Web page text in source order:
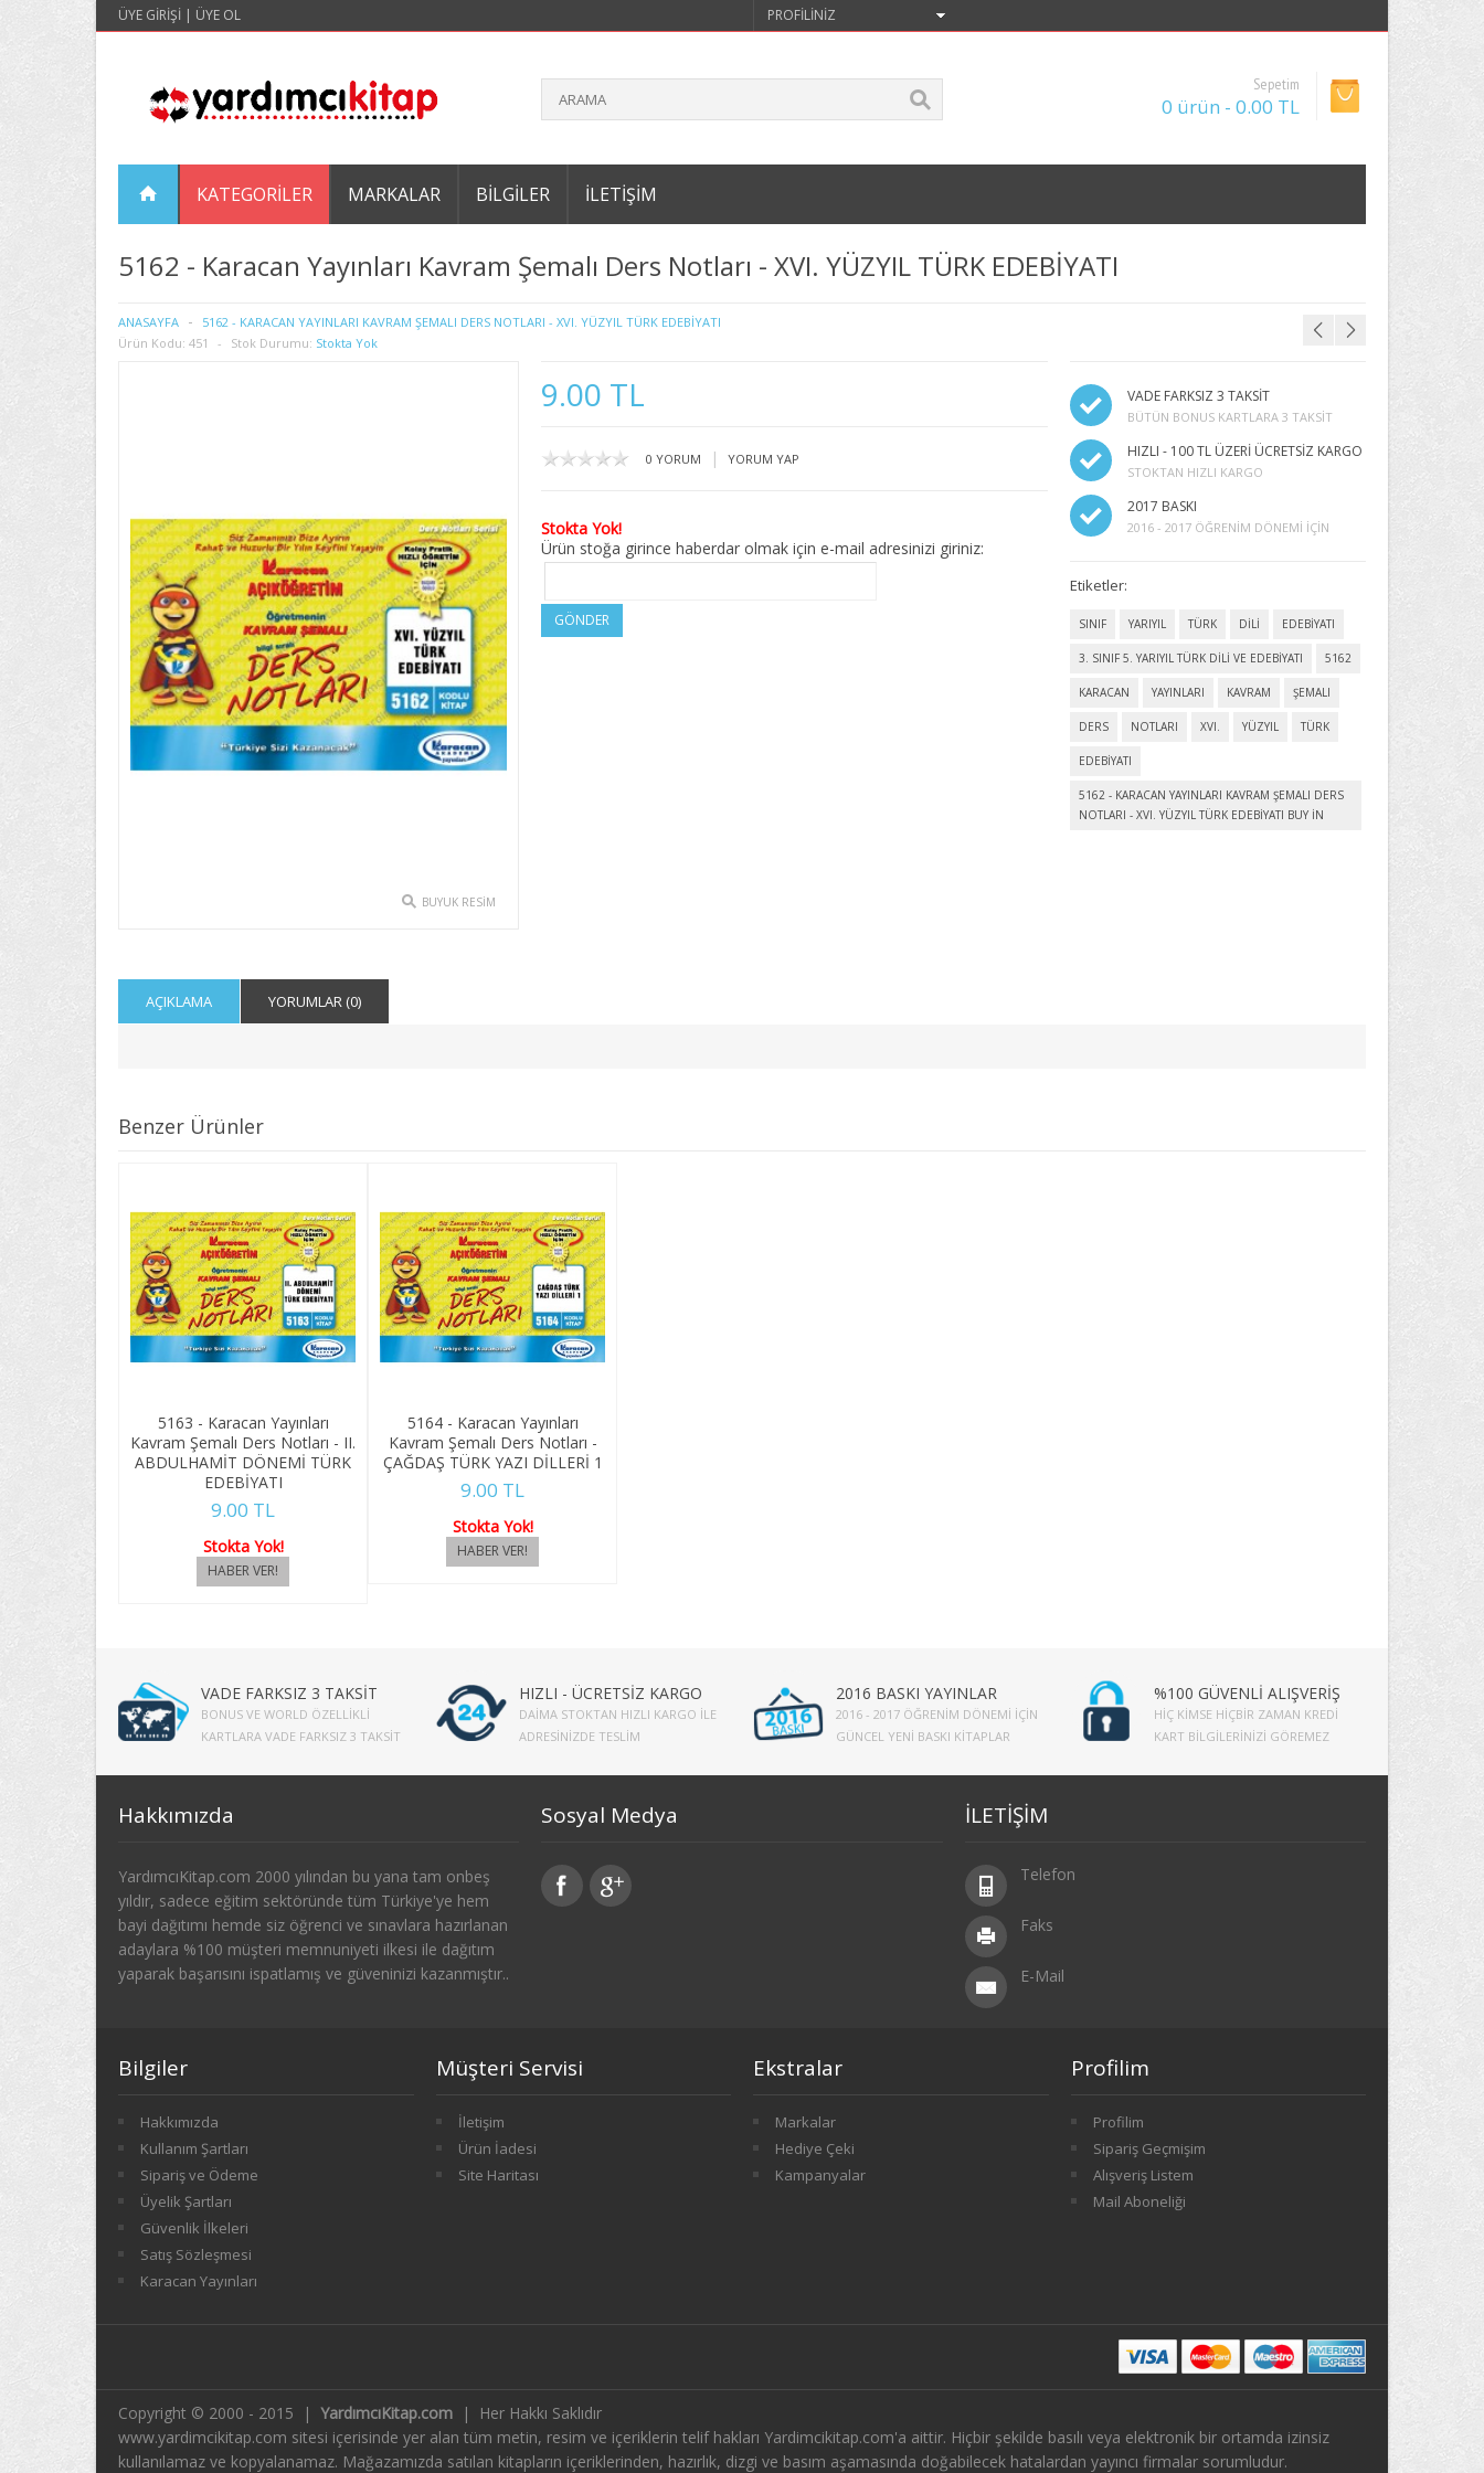
ÜYE GIRIŞI | ÜYE OL PROFILINIZ
Sepetim
0 ürün - 0.00 TL
KATEGORILER MARKALAR BILGILER İLETIŞIM
5162 - Karacan Yayınları Kavram Şemalı Ders Notları - XVI. YÜZYIL TÜRK EDEBİYATI
ANASAYFA
5162 - KARACAN YAYINLARI KAVRAM ŞEMALI DERS NOTLARI - XVI. YÜZYIL TÜRK EDEBİYATI
Ürün Kodu: 451 Stok Durumu: Stokta Yok
BUYUK RESIM
9.00 TL
0 YORUM |YORUM YAP
Stokta Yok!
Ürün stoğa girince haberdar olmak için e-mail adresinizi giriniz:
GÖNDER
VADE FARKSIZ 3 TAKSİT
BÜTÜN BONUS KARTLARA 3 TAKSIT
HIZLI - 100 TL ÜZERİ ÜCRETSİZ KARGO
STOKTAN HIZLI KARGO
2017 BASKI
2016 - 2017 ÖĞRENIM DÖNEMI İÇIN
Etiketler:
SINIF YARIYIL TÜRK DİLİ EDEBİYATI
3. SINIF 5. YARIYIL TÜRK DİLİ VE EDEBİYATI 5162
KARACAN YAYINLARI KAVRAM ŞEMALI
DERS NOTLARI XVI. YÜZYIL TÜRK
EDEBİYATI
5162 - KARACAN YAYINLARI KAVRAM ŞEMALI DERS
NOTLARI - XVI. YÜZYIL TÜRK EDEBİYATI BUY IN
AÇIKLAMA YORUMLAR (0)
Benzer Ürünler
5163 - Karacan Yayınları
Kavram Şemalı Ders Notları - II.
ABDULHAMİT DÖNEMİ TÜRK
EDEBİYATI
9.00 TL
Stokta Yok!
5164 - Karacan Yayınları
Kavram Şemalı Ders Notları -
ÇAĞDAŞ TÜRK YAZI DİLLERİ 1
9.00 TL
Stokta Yok!
VADE FARKSIZ 3 TAKSİT
BONUS VE WORLD ÖZELLIKLI
KARTLARA VADE FARKSIZ 3 TAKSIT
HIZLI - ÜCRETSİZ KARGO
DAIMA STOKTAN HIZLI KARGO İLE
ADRESINIZDE TESLIM
2016 BASKI YAYINLAR
2016 - 2017 ÖĞRENIM DÖNEMI İÇIN
GÜNCEL YENI BASKI KITAPLAR
%100 GÜVENLİ ALIŞVERİŞ
HIÇ KIMSE HIÇBIR ZAMAN KREDI
KART BILGILERINIZI GÖREMEZ
Hakkımızda
YardımcıKitap.com 2000 yılından bu yana tam onbeş
yıldır, sadece eğitim sektöründe tüm Türkiye'ye hem
bayi dağıtımı hemde siz öğrenci ve sınavlara hazırlanan
adaylara %100 müşteri memnuniyeti ilkesi ile dağıtım
yaparak başarısını ispatlamış ve güveninizi kazanmıştır..
Sosyal Medya İLETİŞİM
Telefon
Faks
E-Mail
Bilgiler
Hakkımızda
Kullanım Şartları
Sipariş ve Ödeme
Üyelik Şartları
Güvenlik İlkeleri
Satış Sözleşmesi
Karacan Yayınları
Müşteri Servisi
İletişim
Ürün İadesi
Site Haritası
Ekstralar
Markalar
Hediye Çeki
Kampanyalar
Profilim
Profilim
Sipariş Geçmişim
Alışveriş Listem
Mail Aboneliği
Copyright © 2000 - 2015 | YardımcıKitap.com
| Her Hakkı Saklıdır
www.yardimcikitap.com sitesi içerisinde yer alan tüm metin, resim ve içeriklerin telif hakları Yardimcikitap.com'a aittir. Hiçbir şekilde basılı veya elektronik bir ortamda izinsiz
kullanılamaz ve kopyalanamaz. Mağazamızda satılan kitapların içeriklerinden, hazırlık, dizgi ve basım aşamasında doğabilecek hatalardan yayıncı firmalar sorumludur.